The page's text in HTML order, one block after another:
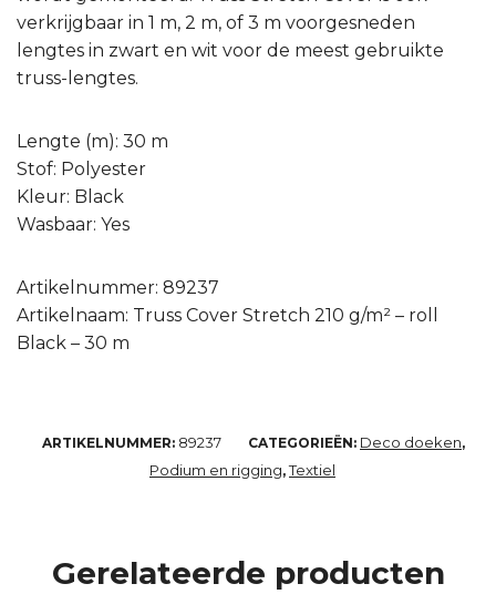
verkrijgbaar in 1 m, 2 m, of 3 m voorgesneden
lengtes in zwart en wit voor de meest gebruikte
truss-lengtes.
Lengte (m): 30 m
Stof: Polyester
Kleur: Black
Wasbaar: Yes
Artikelnummer: 89237
Artikelnaam: Truss Cover Stretch 210 g/m² – roll
Black – 30 m
ARTIKELNUMMER: 89237 CATEGORIEËN: Deco doeken,
Podium en rigging,Textiel
Gerelateerde producten